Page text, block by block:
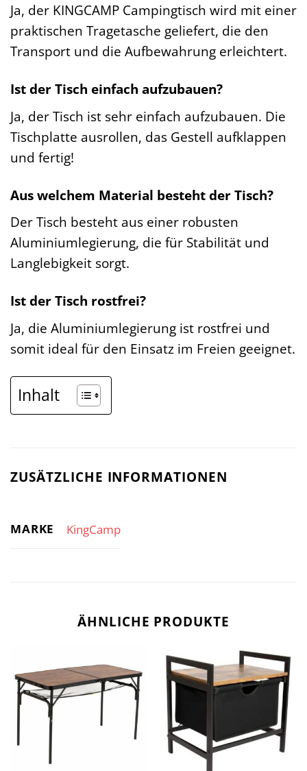
Ja, der KINGCAMP Campingtisch wird mit einer
praktischen Tragetasche geliefert, die den
Transport und die Aufbewahrung erleichtert.
Ist der Tisch einfach aufzubauen?
Ja, der Tisch ist sehr einfach aufzubauen. Die
Tischplatte ausrollen, das Gestell aufklappen
und fertig!
Aus welchem Material besteht der Tisch?
Der Tisch besteht aus einer robusten
Aluminiumlegierung, die für Stabilität und
Langlebigkeit sorgt.
Ist der Tisch rostfrei?
Ja, die Aluminiumlegierung ist rostfrei und
somit ideal für den Einsatz im Freien geeignet.
Inhalt
ZUSÄTZLICHE INFORMATIONEN
MARKE KingCamp
ÄHNLICHE PRODUKTE